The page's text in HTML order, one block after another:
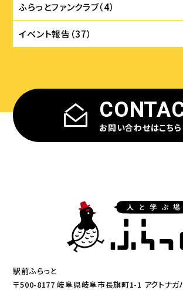
ふらっとファンクラブ（4）
イベント報告（37）
お問い合わせはこちら
駅前ふらっと
〒500-8177 岐阜県岐阜市長旗町1-1 アクトナガ